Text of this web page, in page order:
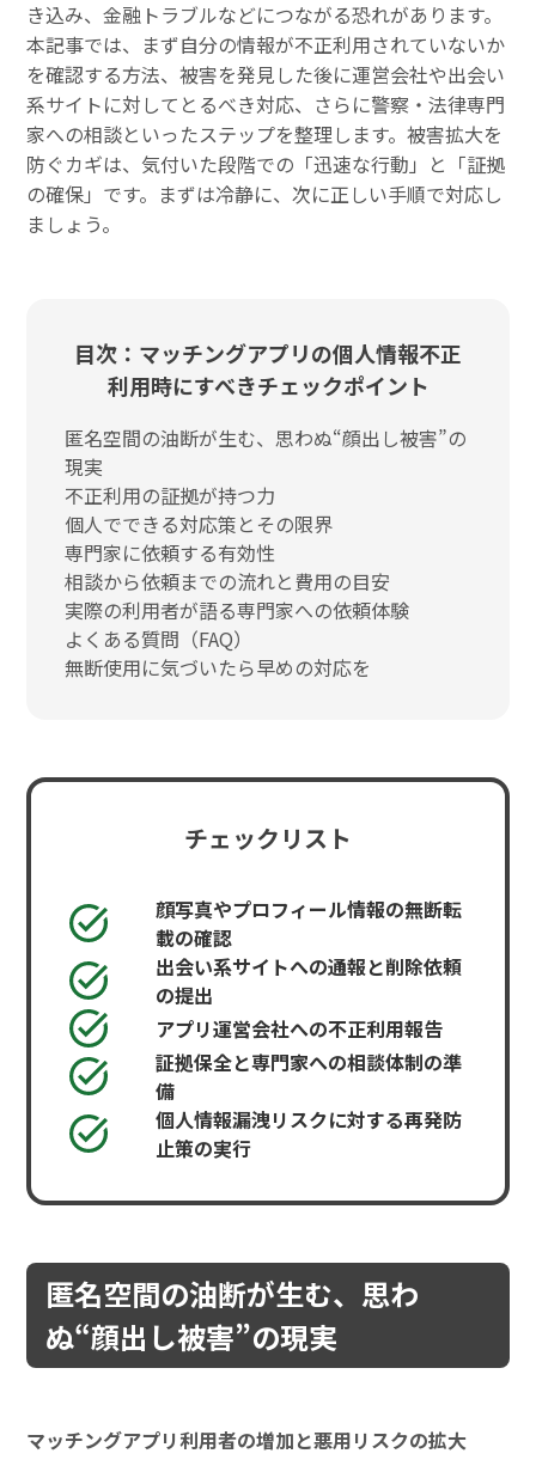
き込み、金融トラブルなどにつながる恐れがあります。
本記事では、まず自分の情報が不正利用されていないか
を確認する方法、被害を発見した後に運営会社や出会い
系サイトに対してとるべき対応、さらに警察・法律専門
家への相談といったステップを整理します。被害拡大を
防ぐカギは、気付いた段階での「迅速な行動」と「証拠
の確保」です。まずは冷静に、次に正しい手順で対応し
ましょう。
目次：マッチングアプリの個人情報不正
利用時にすべきチェックポイント
匿名空間の油断が生む、思わぬ“顔出し被害”の
現実
不正利用の証拠が持つ力
個人でできる対応策とその限界
専門家に依頼する有効性
相談から依頼までの流れと費用の目安
実際の利用者が語る専門家への依頼体験
よくある質問（FAQ）
無断使用に気づいたら早めの対応を
チェックリスト
顔写真やプロフィール情報の無断転
載の確認
出会い系サイトへの通報と削除依頼
の提出
アプリ運営会社への不正利用報告
証拠保全と専門家への相談体制の準
備
個人情報漏洩リスクに対する再発防
止策の実行
匿名空間の油断が生む、思わ
ぬ“顔出し被害”の現実
マッチングアプリ利用者の増加と悪用リスクの拡大